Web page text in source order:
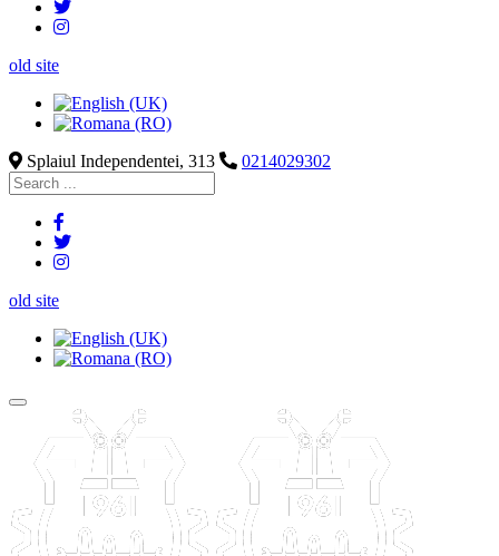
old site
Splaiul Independentei, 313 0214029302
old site